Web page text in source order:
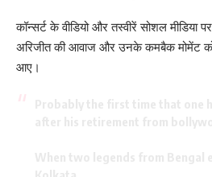
कॉन्सर्ट के वीडियो और तस्वीरें सोशल
अरिजीत की आवाज और उनके कमबैक मोमेंट
आए।